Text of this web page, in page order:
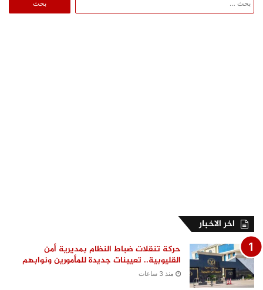
عن:
اخر الاخبار
حركة تنقلات ضباط النظام بمديرية أمن
القليوبية.. تعيينات جديدة للمأمورين ونوابهم
منذ 3 ساعات